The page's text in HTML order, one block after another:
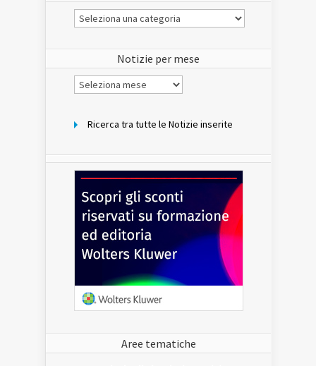
Le
Notizie
Notizie per mese
Notizie
per
Ricerca tra tutte le Notizie inserite
Aree tematiche